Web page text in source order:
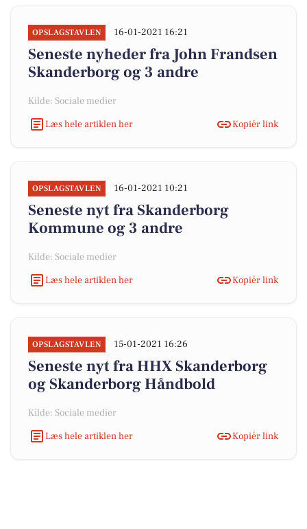
OPSLAGSTAVLEN 16-01-2021 16:21
Seneste nyheder fra John Frandsen
Skanderborg og 3 andre
Kilde: Sociale medier
Læs hele artiklen her
Kopiér link
OPSLAGSTAVLEN 16-01-2021 10:21
Seneste nyt fra Skanderborg
Kommune og 3 andre
Kilde: Sociale medier
Læs hele artiklen her
Kopiér link
OPSLAGSTAVLEN 15-01-2021 16:26
Seneste nyt fra HHX Skanderborg
og Skanderborg Håndbold
Kilde: Sociale medier
Læs hele artiklen her
Kopiér link